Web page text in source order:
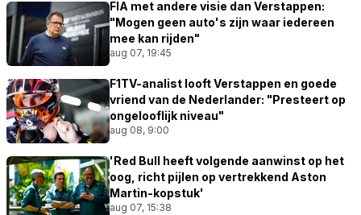
FIA met andere visie dan Verstappen:
"Mogen geen auto's zijn waar iedereen
mee kan rijden"
aug 07, 19:45
F1TV-analist looft Verstappen en goede
vriend van de Nederlander: "Presteert op
ongelooflijk niveau"
aug 08, 9:00
'Red Bull heeft volgende aanwinst op het
oog, richt pijlen op vertrekkend Aston
Martin-kopstuk'
aug 07, 15:38